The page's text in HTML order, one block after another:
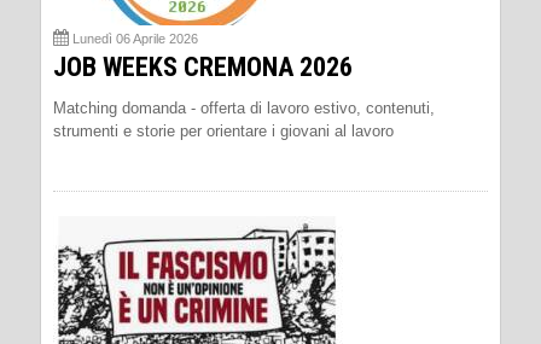
Lunedì 06 Aprile 2026
JOB WEEKS CREMONA 2026
Matching domanda - offerta di lavoro estivo, contenuti,
strumenti e storie per orientare i giovani al lavoro